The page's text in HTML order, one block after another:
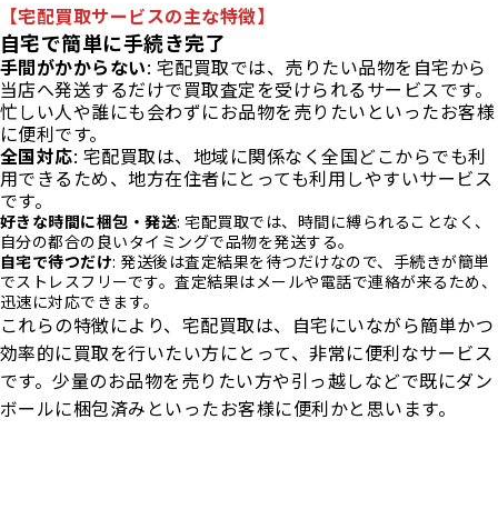
【宅配買取サービスの主な特徴】
自宅で簡単に手続き完了
手間がかからない: 宅配買取では、売りたい品物を自宅から
当店へ発送するだけで買取査定を受けられるサービスです。
忙しい人や誰にも会わずにお品物を売りたいといったお客様
に便利です。
全国対応: 宅配買取は、地域に関係なく全国どこからでも利
用できるため、地方在住者にとっても利用しやすいサービス
です。
好きな時間に梱包・発送: 宅配買取では、時間に縛られることなく、
自分の都合の良いタイミングで品物を発送する。
自宅で待つだけ: 発送後は査定結果を待つだけなので、手続きが簡単
でストレスフリーです。査定結果はメールや電話で連絡が来るため、
迅速に対応できます。
これらの特徴により、宅配買取は、自宅にいながら簡単かつ
効率的に買取を行いたい方にとって、非常に便利なサービス
です。少量のお品物を売りたい方や引っ越しなどで既にダン
ボールに梱包済みといったお客様に便利かと思います。